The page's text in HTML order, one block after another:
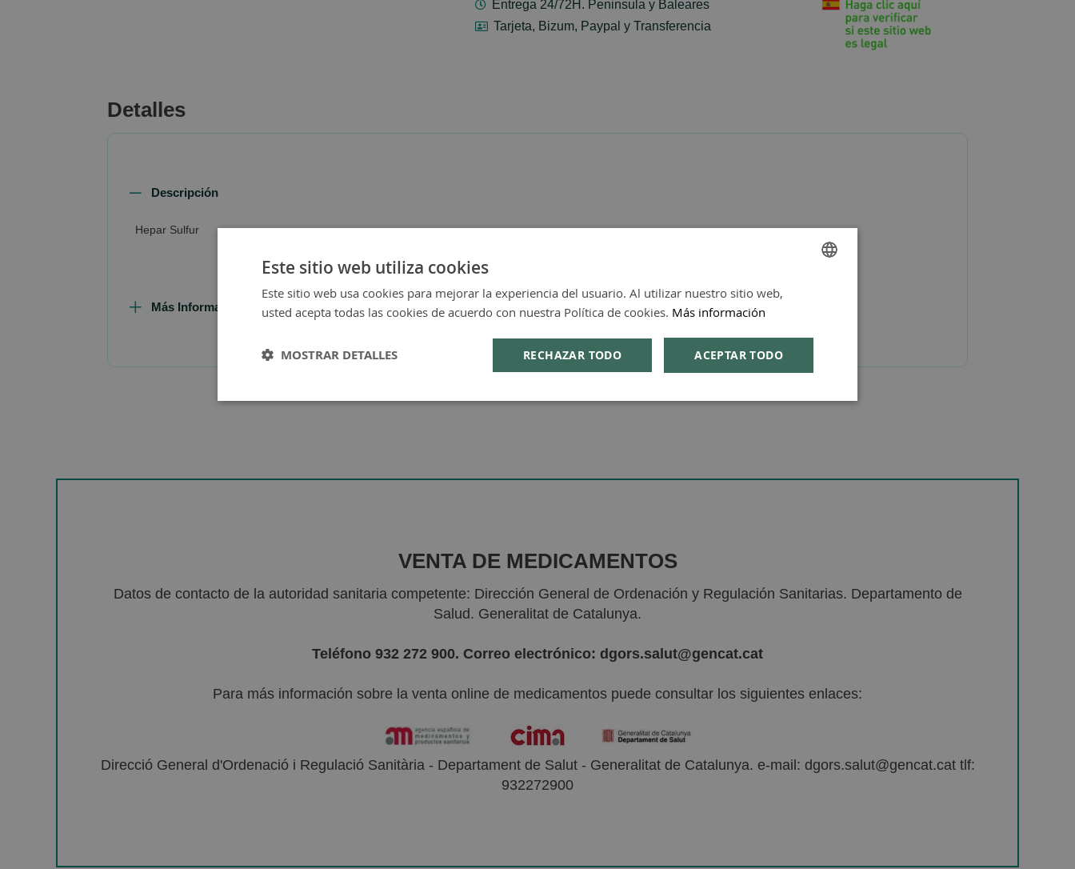
Entrega 24/72H. Peninsula y Baleares
Tarjeta, Bizum, Paypal y Transferencia
Detalles
Descripción
Hepar Sulfur
Más Información
VENTA DE MEDICAMENTOS
Datos de contacto de la autoridad sanitaria competente: Dirección General de Ordenación y Regulación Sanitarias. Departamento de
Salud. Generalitat de Catalunya.
Teléfono 932 272 900. Correo electrónico: dgors.salut@gencat.cat
Para más información sobre la venta online de medicamentos puede consultar los siguientes enlaces:
Direcció General d'Ordenació i Regulació Sanitària - Departament de Salut - Generalitat de Catalunya. e-mail: dgors.salut@gencat.cat tlf:
932272900
Este sitio web utiliza cookies
Este sitio web usa cookies para mejorar la experiencia del usuario. Al utilizar nuestro sitio web,
usted acepta todas las cookies de acuerdo con nuestra Política de cookies. Más información
ACEPTAR TODO
RECHAZAR TODO
MOSTRAR DETALLES